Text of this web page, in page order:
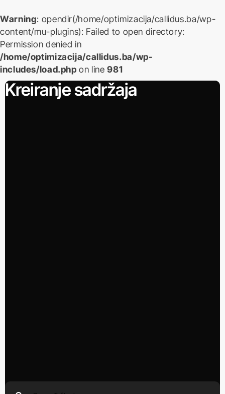
Warning: opendir(/home/optimizacija/callidus.ba/wp-
content/mu-plugins): Failed to open directory:
Permission denied in
/home/optimizacija/callidus.ba/wp-
includes/load.php on line981
Skip
toKreiranje sadržaja
Search